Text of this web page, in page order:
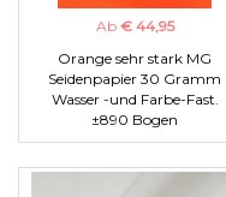
Ab € 44,95
Orange sehr stark MG
Seidenpapier 30 Gramm
Wasser -und Farbe-Fast.
±890 Bogen